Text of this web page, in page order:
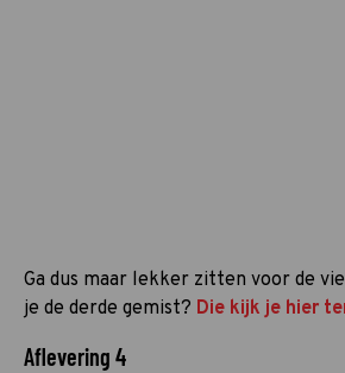
Ga dus maar lekker zitten voor de
je de derde gemist? Die kijk je hier
Aflevering 4